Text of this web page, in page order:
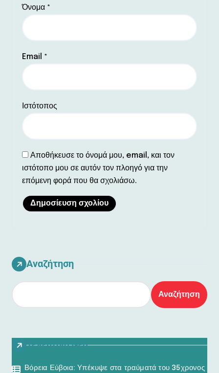
Όνομα *
Email *
Ιστότοπος
Αποθήκευσε το όνομά μου, email, και τον
ιστότοπο μου σε αυτόν τον πλοηγό για την
επόμενη φορά που θα σχολιάσω.
Αναζήτηση
Αναζήτηση
Τελευταία Νέα
Βόρεια Εύβοια: Υπέκυψε στα τραύματά του 35χρονος